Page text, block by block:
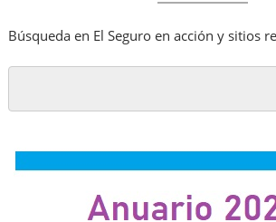
valor
asciende
20.850
millones
USD
Búsqueda en El Seguro en acción y sitios